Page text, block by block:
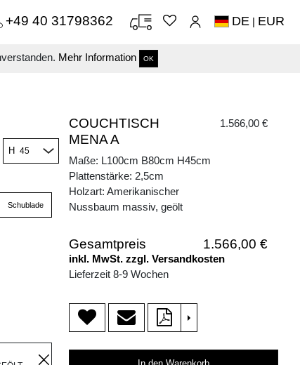
Mehr Information OK
+49 40 31798362 DE | EUR
H
Schublade
COUCHTISCH
MENA A
1.566,00 €
Maße: L100cm B80cm H45cm
Plattenstärke: 2,5cm
Holzart: Amerikanischer
Nussbaum massiv, geölt
Gesamtpreis 1.566,00 €
inkl. MwSt. zzgl. Versandkosten
Lieferzeit 8-9 Wochen
>